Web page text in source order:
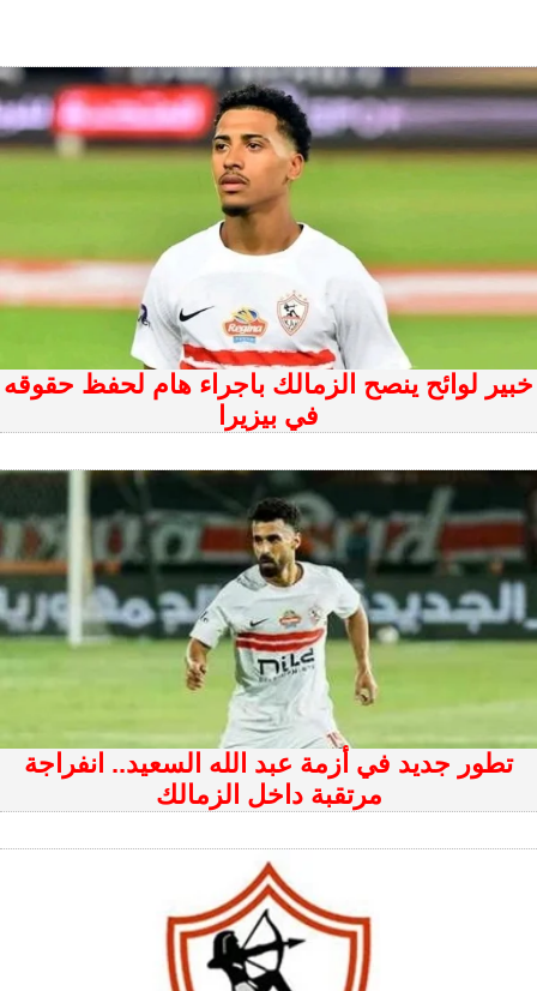
خبير لوائح ينصح الزمالك باجراء هام لحفظ حقوقه
في بيزيرا
تطور جديد في أزمة عبد الله السعيد.. انفراجة
مرتقبة داخل الزمالك